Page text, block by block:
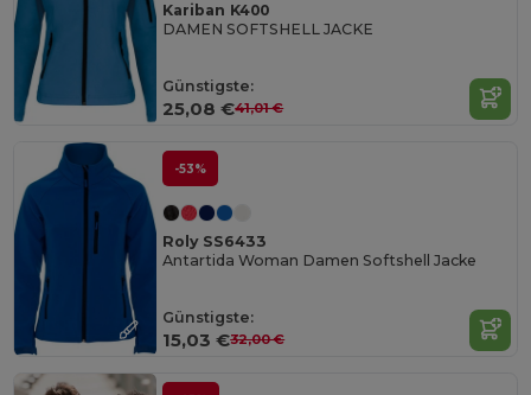
Kariban K400
DAMEN SOFTSHELL JACKE
Günstigste:
25,08 €41,01 €
-53%
Roly SS6433
Antartida Woman Damen Softshell Jacke
Günstigste:
15,03 €32,00 €